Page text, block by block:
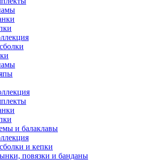
и балаклавы
и кепки
повязки и банданы